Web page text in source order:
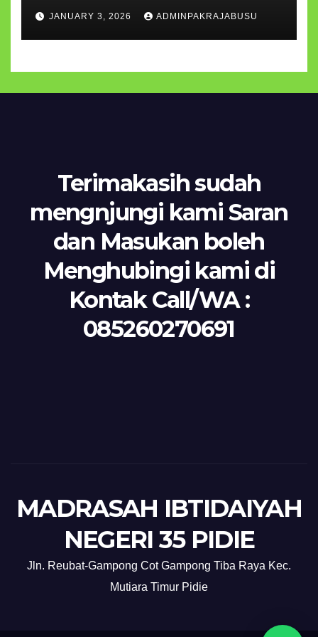
Khidmat Hingga Kemeriahan
Prestasi Siswa MI
JANUARY 3, 2026 ADMINPAKRAJABUSU
Terimakasih sudah
mengnjungi kami Saran
dan Masukan boleh
Menghubingi kami di
Kontak Call/WA :
085260270691
MADRASAH IBTIDAIYAH
NEGERI 35 PIDIE
Jln. Reubat-Gampong Cot Gampong Tiba Raya Kec.
Mutiara Timur Pidie